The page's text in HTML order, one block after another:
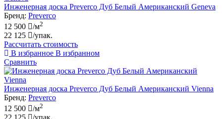
Инженерная доска Preverco Дуб Белый Американский Geneva
Бренд: Preverco
12 500
/м2
22 125
/упак.
Рассчитать стоимость
В избранное В избранном
Сравнить
Инженерная доска Preverco Дуб Белый Американский Vienna
Бренд: Preverco
12 500
/м2